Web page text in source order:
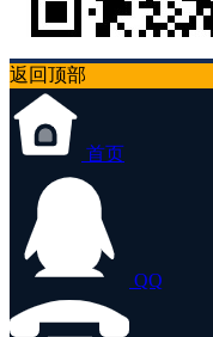
返回顶部
首页
QQ